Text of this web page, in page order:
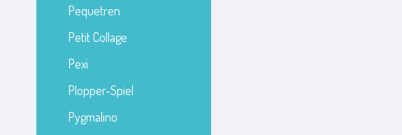
Pequetren
Petit Collage
Pexi
Plopper-Spiel
Pygmalino